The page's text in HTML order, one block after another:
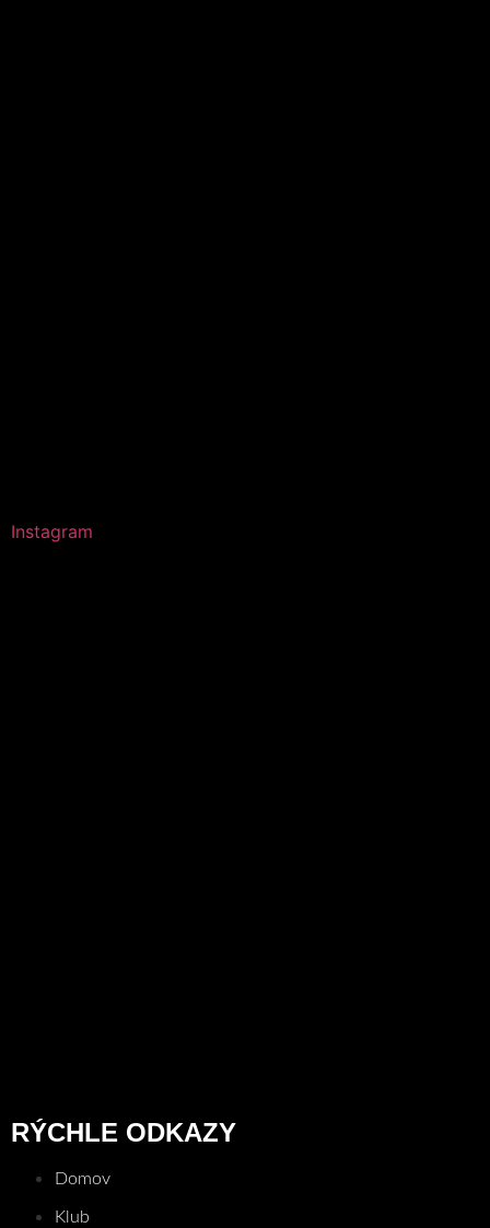
Instagram
RÝCHLE ODKAZY
Domov
Klub